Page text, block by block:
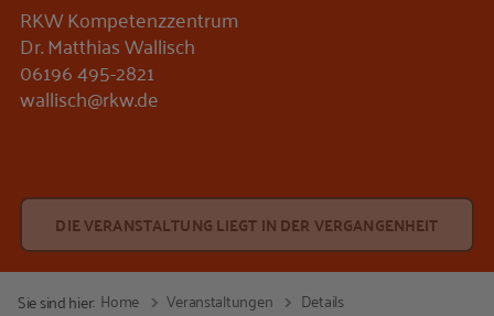
RKW Kompetenzzentrum
Dr. Matthias Wallisch
06196 495-2821
wallisch@rkw.de
DIE VERANSTALTUNG LIEGT IN DER VERGANGENHEIT
Sie sind hier: Home Veranstaltungen Details